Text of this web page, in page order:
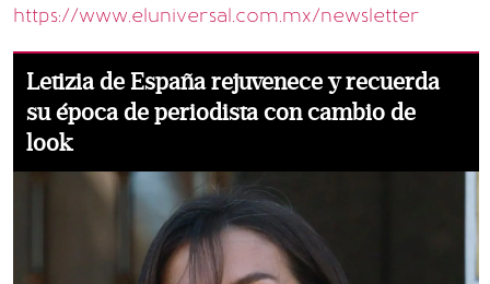
https://www.eluniversal.com.mx/newsletter
Letizia de España rejuvenece y recuerda
su época de periodista con cambio de
look